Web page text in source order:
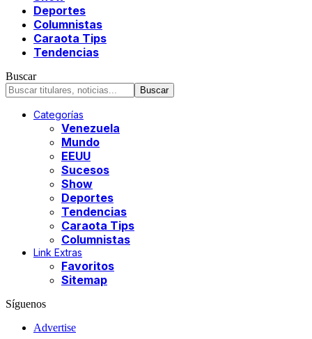
Deportes
Columnistas
Caraota Tips
Tendencias
Buscar
Categorías
Venezuela
Mundo
EEUU
Sucesos
Show
Deportes
Tendencias
Caraota Tips
Columnistas
Link Extras
Favoritos
Sitemap
Síguenos
Advertise